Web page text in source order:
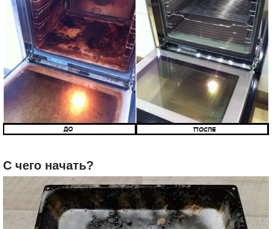
С чего начать?